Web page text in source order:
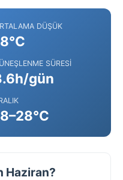
DÜŞÜK
SÜRESI
gün
Haziran?